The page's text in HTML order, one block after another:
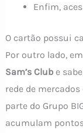
Enfim,
O cartão possui
Por outro lado,
Sam’s Clube
rede de
parte do Grupo
acumulam